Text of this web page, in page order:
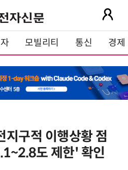
모빌리티 통신 경제
지구적 이행상황 점
도 제한' 확인